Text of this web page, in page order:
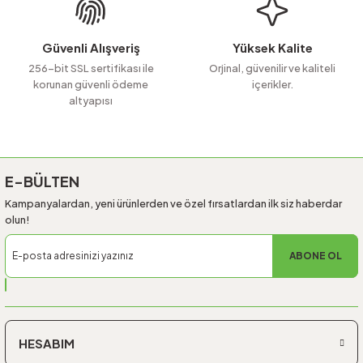
Bu ürüne benzer farklı alternatifler olmalı.
Güvenli Alışveriş
256-bit SSL sertifikası ile
korunan güvenli ödeme
altyapısı
Yüksek Kalite
Orjinal, güvenilir ve kaliteli
içerikler.
E-BÜLTEN
Kampanyalardan, yeni ürünlerden ve özel fırsatlardan ilk siz haberdar
olun!
ABONE OL
HESABIM